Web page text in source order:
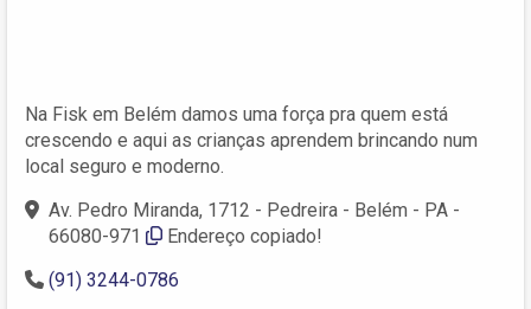
Na Fisk em Belém damos uma força pra quem está
crescendo e aqui as crianças aprendem brincando num
local seguro e moderno.
Av. Pedro Miranda, 1712 - Pedreira - Belém - PA -
66080-971
Endereço copiado!
(91) 3244-0786